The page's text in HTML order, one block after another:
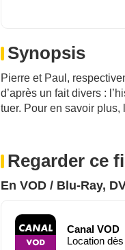
Synopsis
Pierre et Paul,
d’après un fait divers :
tuer. Pour en savoir
Regarder ce
En VOD / Blu-Ray,
Canal VOD
Location